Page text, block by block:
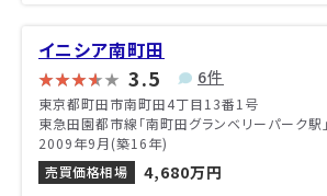
イニシア南町田
3.5 6件
東京都町田市南町田4丁目13番1号
東急田園都市線「南町田グランベリーパーク駅
2009年9月(築16年)
売買価格相場
4,680万円